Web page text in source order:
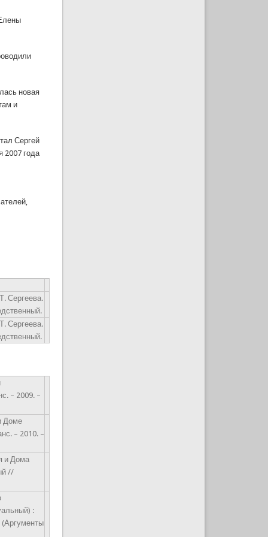
новая
и
Сергей
2007 года
Сергеева.
Сергеева.
– 2009. –
Доме
– 2010. –
и Дома
//
:
(Аргументы